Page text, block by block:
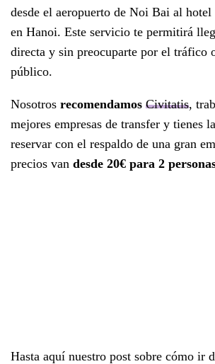
desde el aeropuerto de Noi Bai al hotel
en Hanoi. Este servicio te permitirá
directa y sin preocuparte por el tráfico
público.
Nosotros recomendamos Civitatis,
mejores empresas de transfer y tienes
reservar con el respaldo de una gran
precios van desde 20€ para 2
Hasta aquí nuestro post sobre cómo ir